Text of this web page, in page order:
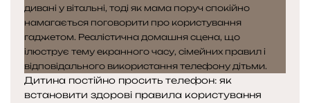
Дитина постійно просить телефон: як
встановити здорові правила користування